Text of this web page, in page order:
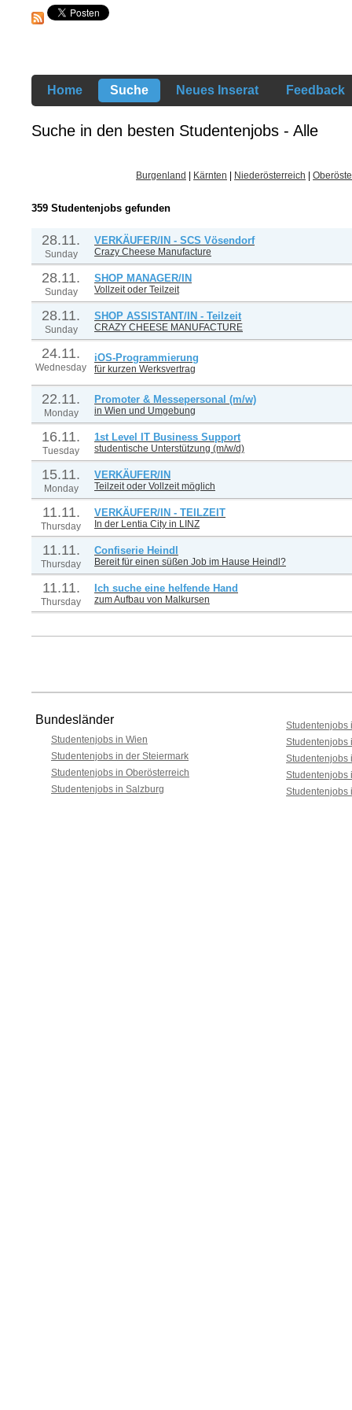
Home Suche Neues Inserat Feedback
Suche in den besten Studentenjobs - Alle
Burgenland Kärnten Niederösterreich
359 Studentenjobs gefunden
28.11.
Sunday
VERKÄUFER/IN - SCS Vösendorf
Crazy Cheese Manufacture
28.11.
Sunday
SHOP MANAGER/IN
Vollzeit oder Teilzeit
28.11.
Sunday
SHOP ASSISTANT/IN - Teilzeit
CRAZY CHEESE MANUFACTURE
24.11.
Wednesday
iOS-Programmierung
für kurzen Werksvertrag
22.11.
Monday
Promoter & Messepersonal (m/w)
in Wien und Umgebung
16.11.
Tuesday
1st Level IT Business Support
studentische Unterstützung (m/w/d)
15.11.
Monday
VERKÄUFER/IN
Teilzeit oder Vollzeit möglich
11.11.
Thursday
VERKÄUFER/IN - TEILZEIT
In der Lentia City in LINZ
11.11.
Thursday
Confiserie Heindl
Bereit für einen süßen Job im Hause Heindl?
11.11.
Thursday
Ich suche eine helfende Hand
zum Aufbau von Malkursen
Bundesländer
Studentenjobs in Wien
Studentenjobs in der Steiermark
Studentenjobs in Oberösterreich
Studentenjobs in Salzburg
Studentenjobs
Studentenjobs
Studentenjobs
Studentenjobs
Studentenjobs